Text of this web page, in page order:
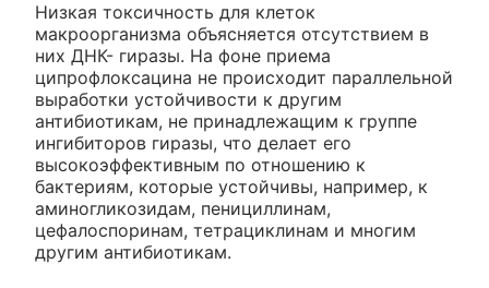
Низкая токсичность для клеток
макроорганизма объясняется отсутствием в
них ДНК- гиразы. На фоне приема
ципрофлоксацина не происходит параллельной
выработки устойчивости к другим
антибиотикам, не принадлежащим к группе
ингибиторов гиразы, что делает его
высокоэффективным по отношению к
бактериям, которые устойчивы, например, к
аминогликозидам, пенициллинам,
цефалоспоринам, тетрациклинам и многим
другим антибиотикам.